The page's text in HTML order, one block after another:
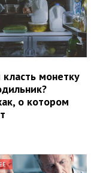
монетку
о котором